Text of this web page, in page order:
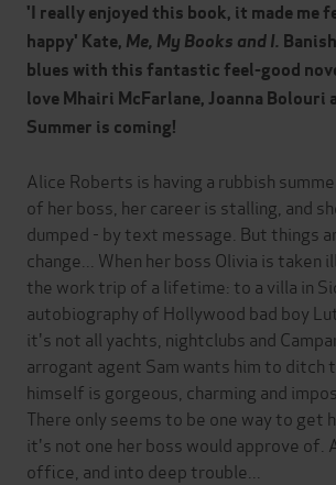
'I really enjoyed this book, it made me
happy' Kate, Me, My Books and I.
blues with this fantastic feel-good
love Mhairi McFarlane, Joanna Bolouri
Summer is coming!
Alice Roberts is having a rubbish
of her boss, her career is stalling, and
dumped - by text message. But things
change... When her boss Olivia is taken
the work trip of a lifetime: to a villa in
autobiography of Hollywood bad boy
it's not all yachts, nightclubs and
arrogant agent Sam wants him to ditch
himself is gorgeous, charming and
There only seems to be one way to get
it's not one her boss would approve of.
office, and into deep trouble...